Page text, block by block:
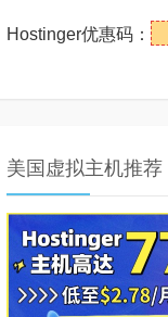
Hostinger优惠码：
美国虚拟主机推荐